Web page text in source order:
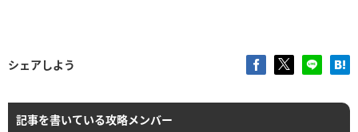
シェアしよう
記事を書いている攻略メンバー